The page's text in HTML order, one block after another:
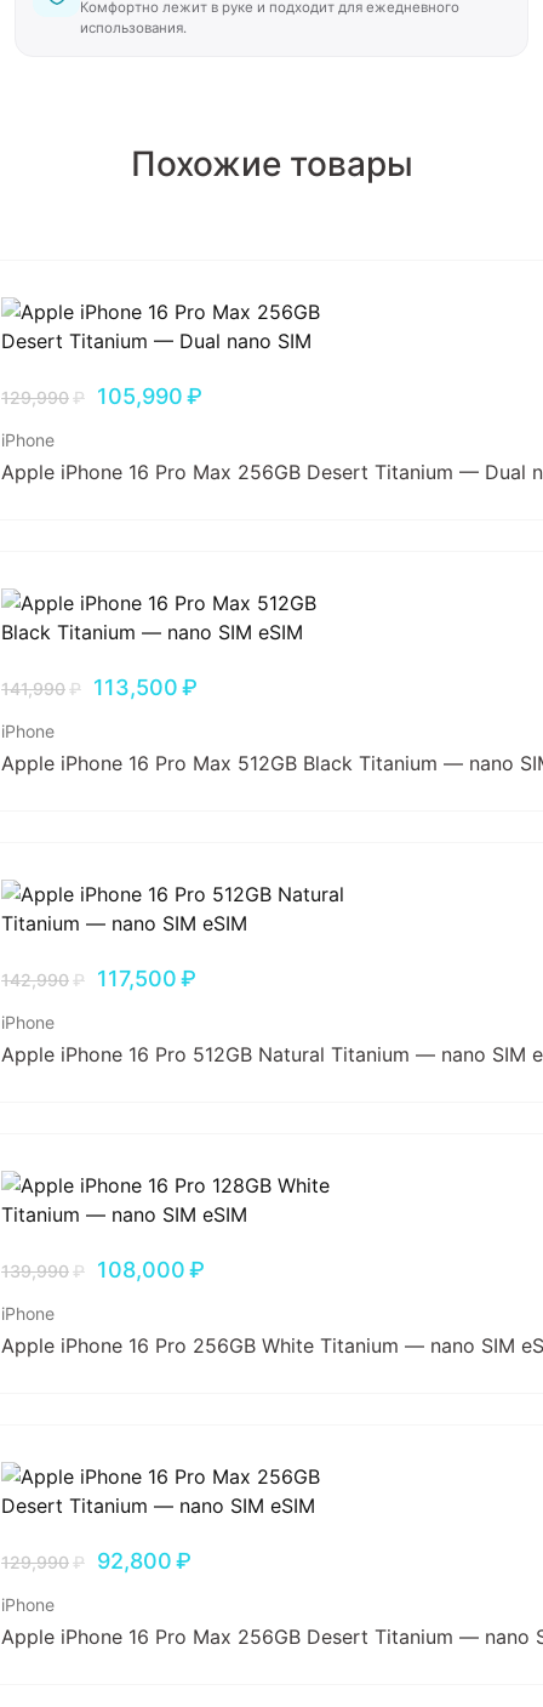
Комфортно лежит в руке и подходит для ежедневного
использования.
Похожие товары
129,990₽ 105,990₽
iPhone
Apple iPhone 16 Pro Max 256GB Desert Titanium — Dual
141,990₽ 113,500₽
iPhone
Apple iPhone 16 Pro Max 512GB Black Titanium — nano
142,990₽ 117,500₽
iPhone
Apple iPhone 16 Pro 512GB Natural Titanium — nano SIM
139,990₽ 108,000₽
iPhone
Apple iPhone 16 Pro 256GB White Titanium — nano SIM
129,990₽ 92,800₽
iPhone
Apple iPhone 16 Pro Max 256GB Desert Titanium — nano